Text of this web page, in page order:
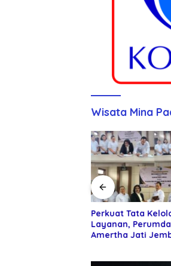
Wisata Mina
Perkuat Tata
Layanan,
Amertha Jati